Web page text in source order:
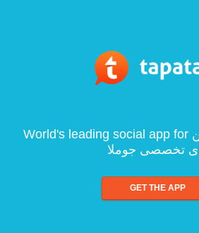
World's leading social app for پارس جوم :: انجمن
تخصصی جوملا
GET THE APP